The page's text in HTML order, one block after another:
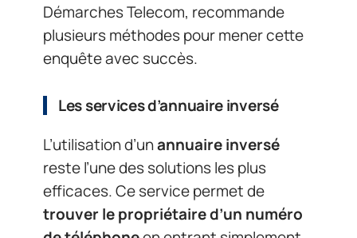
Démarches Telecom, recommande
plusieurs méthodes pour mener cette
enquête avec succès.
Les services d’annuaire inversé
L’utilisation d’unannuaire inversé
reste l’une des solutions les plus
efficaces. Ce service permet de
trouver le propriétaire d’un numéro